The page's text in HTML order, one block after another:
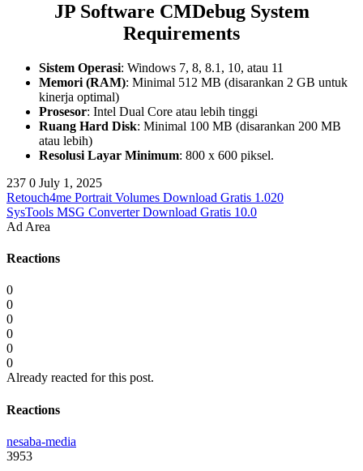
JP Software CMDebug System
Requirements
Sistem Operasi: Windows 7, 8, 8.1, 10, atau 11
Memori (RAM): Minimal 512 MB (disarankan 2 GB untuk
kinerja optimal)
Prosesor: Intel Dual Core atau lebih tinggi
Ruang Hard Disk: Minimal 100 MB (disarankan 200 MB
atau lebih)
Resolusi Layar Minimum: 800 x 600 piksel.
237 0 July 1, 2025
Retouch4me Portrait Volumes Download Gratis 1.020
SysTools MSG Converter Download Gratis 10.0
Ad Area
Reactions
0
0
0
0
0
0
Already reacted for this post.
Reactions
nesaba-media
3953